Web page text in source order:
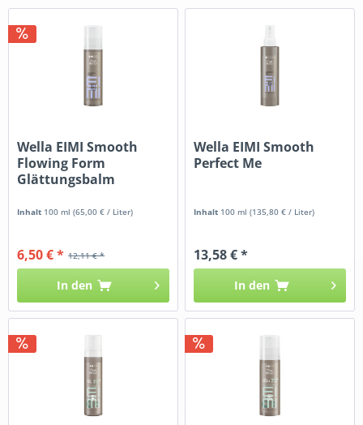
Wella EIMI Smooth
Flowing Form
Glättungsbalm
Inhalt 100 ml(65,00 € / Liter)
12,11 € *
6,50 € *
In den
Wella EIMI Smooth
Perfect Me
Inhalt 100 ml(135,80 € / Liter)
13,58 € *
In den